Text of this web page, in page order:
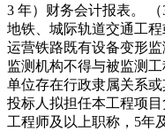
3 年）财务会计报表。
地铁、城际轨道交通工
运营铁路既有设备变形
监测机构不得与被监测
单位存在行政隶属关系或
投标人拟担任本工程项
工程师及以上职称，5年